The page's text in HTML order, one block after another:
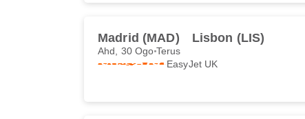
Madrid (MAD) Lisbon (LIS)
Ahd, 30 Ogo Terus
EasyJet UK